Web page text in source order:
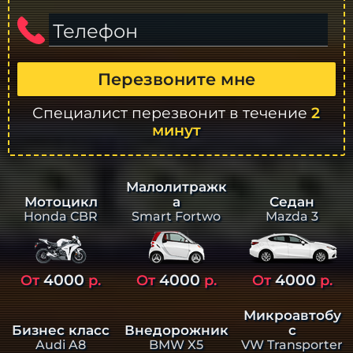
Телефон
Перезвоните мне
Специалист перезвонит в течение2
минут
Мотоцикл
Honda CBR
От4000р.
Малолитражк
а
Smart Fortwo
От4000р.
Седан
Mazda 3
От4000р.
Бизнес класс
Audi A8
Внедорожник
BMW X5
Микроавтобу
с
VW Transporter